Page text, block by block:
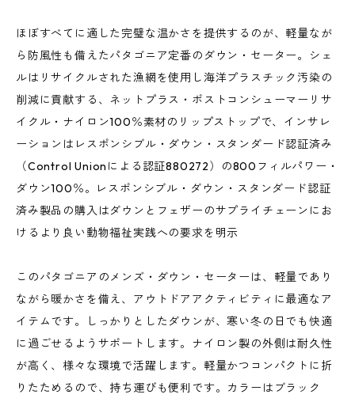
ほぼすべてに適した完璧な温かさを提供するのが、軽量なが
ら防風性も備えたパタゴニア定番のダウン・セーター。シェ
ルはリサイクルされた漁網を使用し海洋プラスチック汚染の
削減に貢献する、ネットプラス・ポストコンシューマーリサ
イクル・ナイロン100％素材のリップストップで、インサレ
ーションはレスポンシブル・ダウン・スタンダード認証済み
（Control Unionによる認証880272）の800フィルパワー・
ダウン100％。レスポンシブル・ダウン・スタンダード認証
済み製品の購入はダウンとフェザーのサプライチェーンにお
けるより良い動物福祉実践への要求を明示
このパタゴニアのメンズ・ダウン・セーターは、軽量であり
ながら暖かさを備え、アウトドアアクティビティに最適なア
イテムです。しっかりとしたダウンが、寒い冬の日でも快適
に過ごせるようサポートします。ナイロン製の外側は耐久性
が高く、様々な環境で活躍します。軽量かつコンパクトに折
りたためるので、持ち運びも便利です。カラーはブラック